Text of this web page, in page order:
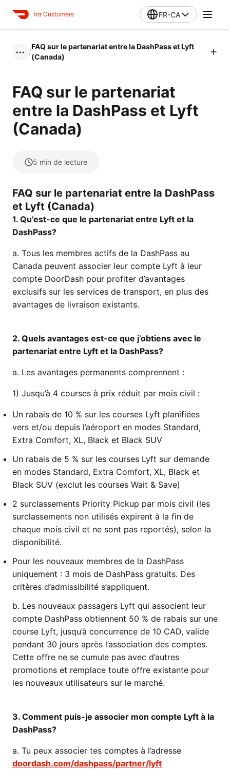
for Customers FR-CA
••• /
FAQ sur le partenariat entre la DashPass et Lyft
(Canada)
FAQ sur le partenariat
entre la DashPass et Lyft
(Canada)
5 min de lecture
FAQ sur le partenariat entre la DashPass
et Lyft (Canada)
1. Qu’est-ce que le partenariat entre Lyft et la
DashPass?
a. Tous les membres actifs de la DashPass au
Canada peuvent associer leur compte Lyft à leur
compte DoorDash pour profiter d’avantages
exclusifs sur les services de transport, en plus des
avantages de livraison existants.
2. Quels avantages est-ce que j’obtiens avec le
partenariat entre Lyft et la DashPass?
a. Les avantages permanents comprennent :
1) Jusqu’à 4 courses à prix réduit par mois civil :
Un rabais de 10 % sur les courses Lyft planifiées
vers et/ou depuis l’aéroport en modes Standard,
Extra Comfort, XL, Black et Black SUV
Un rabais de 5 % sur les courses Lyft sur demande
en modes Standard, Extra Comfort, XL, Black et
Black SUV (exclut les courses Wait & Save)
2 surclassements Priority Pickup par mois civil (les
surclassements non utilisés expirent à la fin de
chaque mois civil et ne sont pas reportés), selon la
disponibilité.
Pour les nouveaux membres de la DashPass
uniquement : 3 mois de DashPass gratuits. Des
critères d’admissibilité s’appliquent.
b. Les nouveaux passagers Lyft qui associent leur
compte DashPass obtiennent 50 % de rabais sur une
course Lyft, jusqu’à concurrence de 10 CAD, valide
pendant 30 jours après l’association des comptes.
Cette offre ne se cumule pas avec d’autres
promotions et remplace toute offre existante pour
les nouveaux utilisateurs sur le marché.
3. Comment puis-je associer mon compte Lyft à la
DashPass?
a. Tu peux associer tes comptes à l’adresse
doordash.com/dashpass/partner/lyft